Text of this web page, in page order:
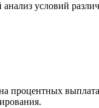
условий
процентных